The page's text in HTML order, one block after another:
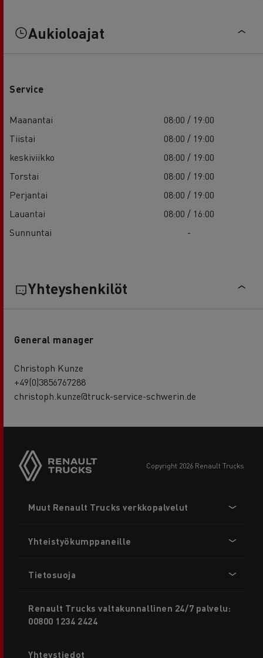
Aukioloajat
Service
Maanantai
08:00 / 19:00
Tiistai
08:00 / 19:00
keskiviikko
08:00 / 19:00
Torstai
08:00 / 19:00
Perjantai
08:00 / 19:00
Lauantai
08:00 / 16:00
Sunnuntai
-
Yhteyshenkilöt
General manager
Christoph Kunze
+49(0)3856767288
christoph.kunze@truck-service-schwerin.de
copyright 2026 Renault Trucks
menu
Muut Renault Trucks verkkopalvelut
Yhteistyökumppaneille
Tietosuoja
Renault Trucks valtakunnallinen 24/7 palvelu:
00800 1234 2424
Yhteystiedot